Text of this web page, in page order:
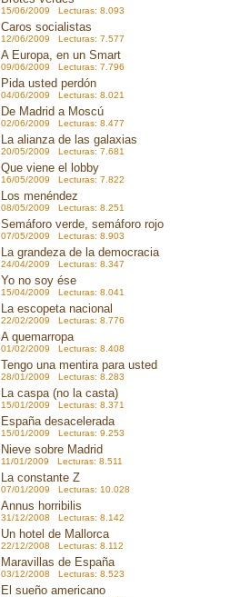
15/06/2009 Lecturas: 8.093
Caros socialistas
12/06/2009 Lecturas: 7.577
A Europa, en un Smart
09/06/2009 Lecturas: 7.796
Pida usted perdón
04/06/2009 Lecturas: 8.021
De Madrid a Moscú
02/06/2009 Lecturas: 8.477
La alianza de las galaxias
20/05/2009 Lecturas: 7.681
Que viene el lobby
16/05/2009 Lecturas: 7.822
Los menéndez
08/05/2009 Lecturas: 8.251
Semáforo verde, semáforo rojo
07/05/2009 Lecturas: 8.903
La grandeza de la democracia
24/04/2009 Lecturas: 8.347
Yo no soy ése
15/04/2009 Lecturas: 8.041
La escopeta nacional
22/02/2009 Lecturas: 8.776
A quemarropa
01/02/2009 Lecturas: 8.408
Tengo una mentira para usted
28/01/2009 Lecturas: 8.283
La caspa (no la casta)
15/01/2009 Lecturas: 8.371
España desacelerada
15/01/2009 Lecturas: 9.253
Nieve sobre Madrid
11/01/2009 Lecturas: 8.511
La constante Z
07/01/2009 Lecturas: 10.028
Annus horribilis
31/12/2008 Lecturas: 8.142
Un hotel de Mallorca
22/12/2008 Lecturas: 8.112
Maravillas de España
03/12/2008 Lecturas: 8.523
El sueño americano